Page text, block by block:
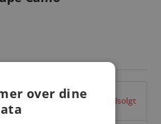
Udsolgt
over dine